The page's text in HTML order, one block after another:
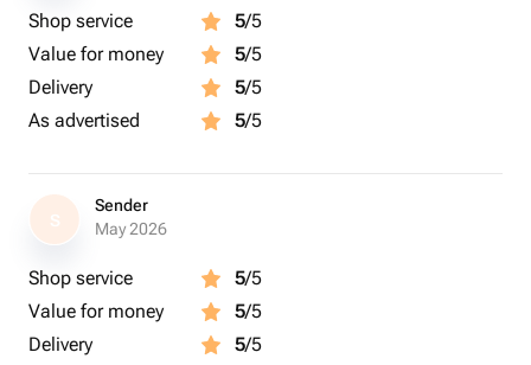
Shop service 5/5
Value for money
5/5
Delivery
5/5
As advertised
5/5
S
Sender
May 2026
Shop service 5/5
Value for money
5/5
Delivery
5/5